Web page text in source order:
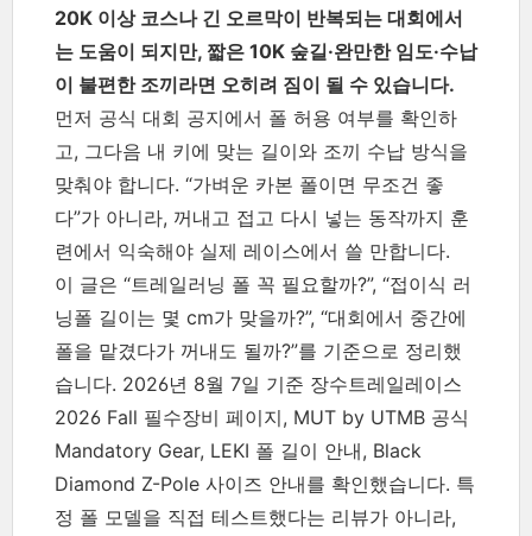
20K 이상 코스나 긴 오르막이 반복되는 대회에서
는 도움이 되지만, 짧은 10K 숲길·완만한 임도·수납
이 불편한 조끼라면 오히려 짐이 될 수 있습니다.
먼저 공식 대회 공지에서 폴 허용 여부를 확인하
고, 그다음 내 키에 맞는 길이와 조끼 수납 방식을
맞춰야 합니다. “가벼운 카본 폴이면 무조건 좋
다”가 아니라, 꺼내고 접고 다시 넣는 동작까지 훈
련에서 익숙해야 실제 레이스에서 쓸 만합니다.
이 글은 “트레일러닝 폴 꼭 필요할까?”, “접이식 러
닝폴 길이는 몇 cm가 맞을까?”, “대회에서 중간에
폴을 맡겼다가 꺼내도 될까?”를 기준으로 정리했
습니다. 2026년 8월 7일 기준 장수트레일레이스
2026 Fall 필수장비 페이지, MUT by UTMB 공식
Mandatory Gear, LEKI 폴 길이 안내, Black
Diamond Z-Pole 사이즈 안내를 확인했습니다. 특
정 폴 모델을 직접 테스트했다는 리뷰가 아니라,